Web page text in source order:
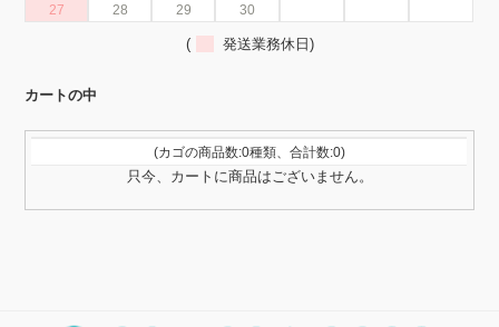
27
28 29 30
( 発送業務休日)
カートの中
(カゴの商品数:0種類、合計数:0)
只今、カートに商品はございません。